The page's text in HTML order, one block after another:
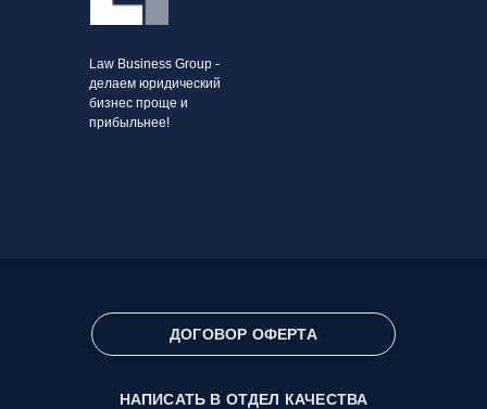
Law Business Group -
делаем юридический
бизнес проще и
прибыльнее!
НАПИСАТЬ В ОТДЕЛ КАЧЕСТВА
ДОГОВОР ОФЕРТА